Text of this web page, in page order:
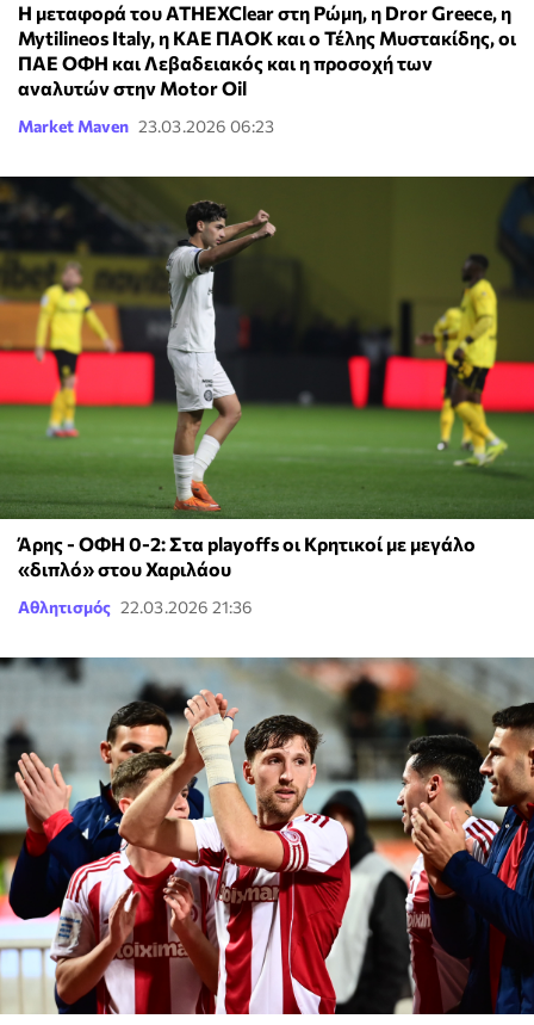
Η μεταφορά του ATHEXClear στη Ρώμη, η Dror Greece, η
Mytilineos Italy, η ΚΑΕ ΠΑΟΚ και ο Τέλης Μυστακίδης, οι
ΠΑΕ ΟΦΗ και Λεβαδειακός και η προσοχή των
αναλυτών στην Motor Oil
Market Maven 23.03.2026 06:23
Άρης - ΟΦΗ 0-2: Στα playoffs οι Κρητικοί με μεγάλο
«διπλό» στου Χαριλάου
Αθλητισμός 22.03.2026 21:36